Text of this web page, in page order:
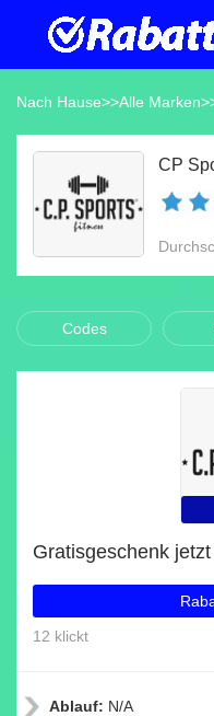
Nach Hause>>Alle Marken
Codes
12 klickt
Ablauf: N/A